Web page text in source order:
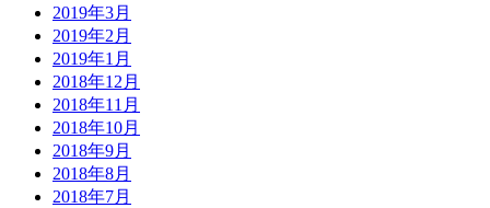
2019年3月
2019年2月
2019年1月
2018年12月
2018年11月
2018年10月
2018年9月
2018年8月
2018年7月